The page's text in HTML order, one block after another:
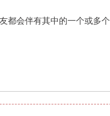
都会伴有其中的一个或多个